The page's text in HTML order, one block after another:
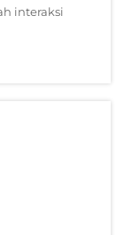
interaksi
ini
tersedia